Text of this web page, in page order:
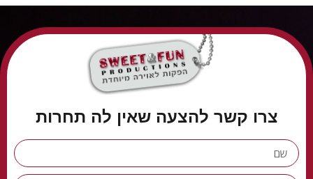
צרו קשר להצעה שאין לה תחרות